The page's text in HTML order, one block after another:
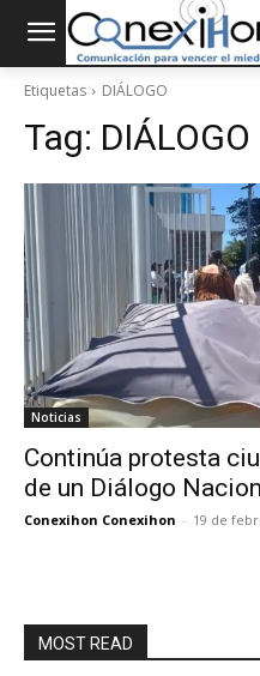
Etiquetas DIÁLOGO
Tag: DIÁLOGO
Noticias
Continúa protesta
de un Diálogo
Conexihon Conexihon - 19 de
MOST READ